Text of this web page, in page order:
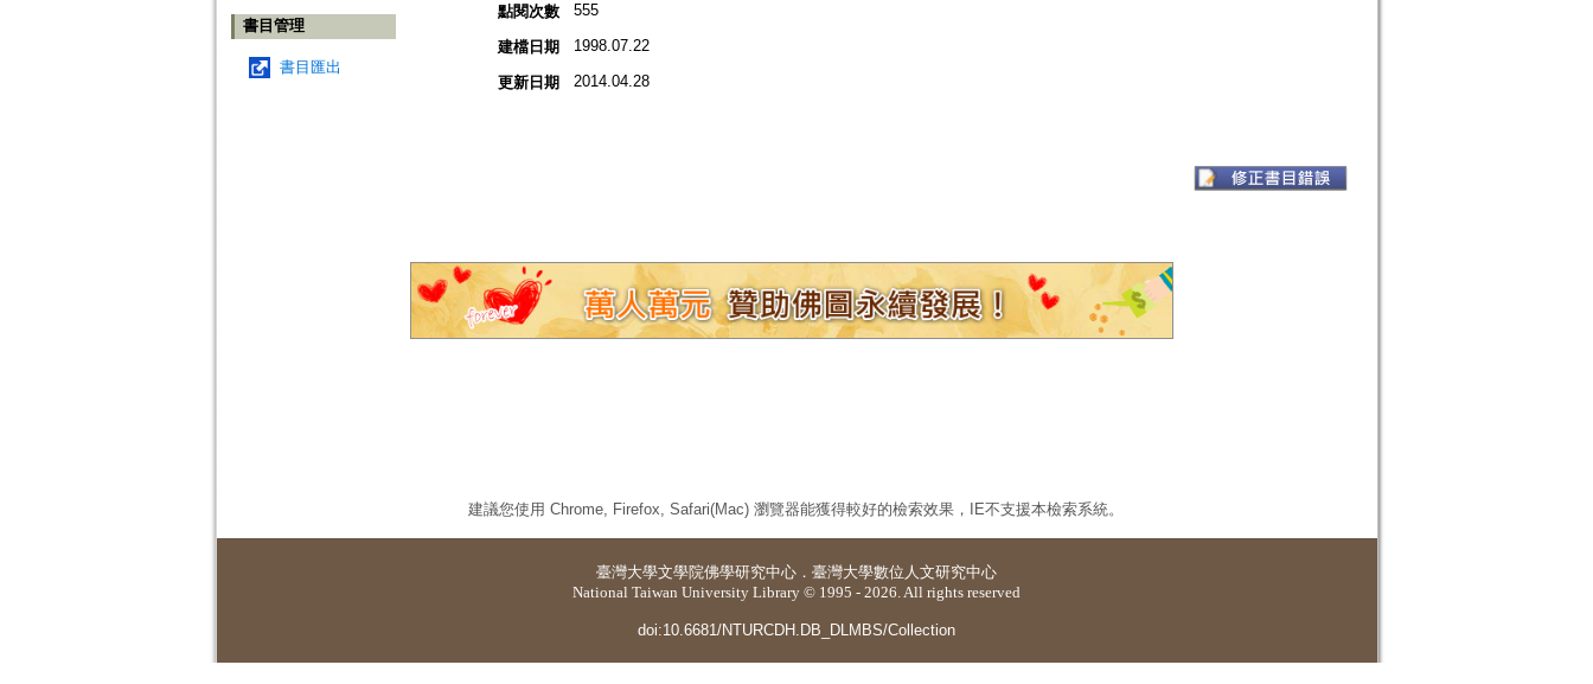
書目管理
書目匯出
點閱次數
555
建檔日期 1998.07.22
更新日期 2014.04.28
建議您使用 Chrome, Firefox, Safari(Mac) 瀏覽器能獲得較好的檢索效果，IE不支援本檢索系統。
臺灣大學文學院佛學研究中心 ． 臺灣大學數位人文研究中心
National Taiwan University Library © 1995 - 2026. All rights reserved
doi:10.6681/NTURCDH.DB_DLMBS/Collection